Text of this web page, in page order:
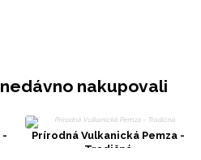
nakupovali
-
Prírodná Vulkanická Pemza -
Tradičná